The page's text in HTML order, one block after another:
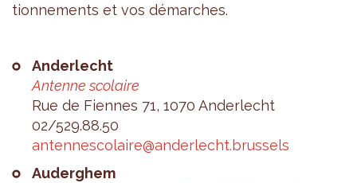
tion­ne­ments et vos démarches.
Ander­lecht
Antenne sco­laire
Rue de Fiennes 71, 1070 Ander­lecht
02/529.88.50
anten­nes­co­laire@​anderlecht.​brussels
Auder­ghem